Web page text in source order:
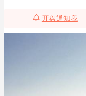
开盘通知我